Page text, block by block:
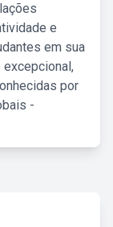
e
em sua
excepcional,
por
-